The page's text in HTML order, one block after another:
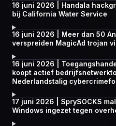
16 juni 2026 | Handala
bij California Water Service
16 juni 2026 | Meer dan 50
verspreiden MagicAd trojan
16 juni 2026 |
koopt actief
Nederlandstalig
17 juni 2026 | SprySOCKS
Windows ingezet tegen